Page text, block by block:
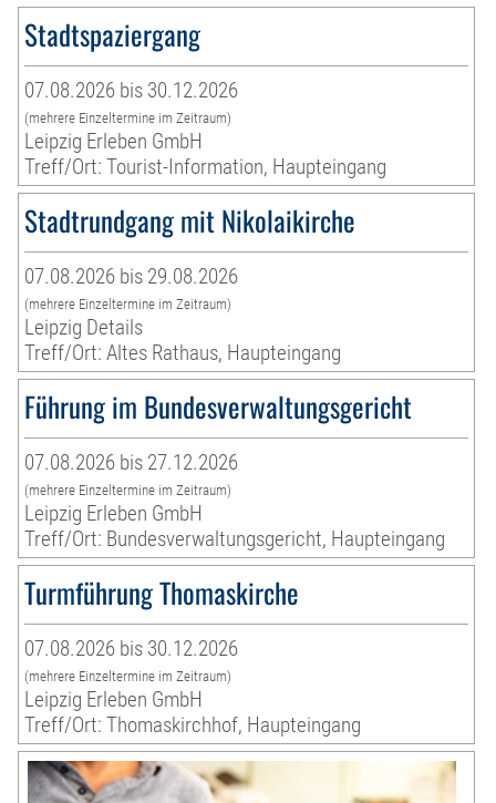
Stadtspaziergang
07.08.2026 bis 30.12.2026
(mehrere Einzeltermine im Zeitraum)
Leipzig Erleben GmbH
Treff/Ort: Tourist-Information, Haupteingang
Stadtrundgang mit Nikolaikirche
07.08.2026 bis 29.08.2026
(mehrere Einzeltermine im Zeitraum)
Leipzig Details
Treff/Ort: Altes Rathaus, Haupteingang
Führung im Bundesverwaltungsgericht
07.08.2026 bis 27.12.2026
(mehrere Einzeltermine im Zeitraum)
Leipzig Erleben GmbH
Treff/Ort: Bundesverwaltungsgericht, Haupteingang
Turmführung Thomaskirche
07.08.2026 bis 30.12.2026
(mehrere Einzeltermine im Zeitraum)
Leipzig Erleben GmbH
Treff/Ort: Thomaskirchhof, Haupteingang